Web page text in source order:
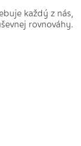
každý z nás,
rovnováhy.